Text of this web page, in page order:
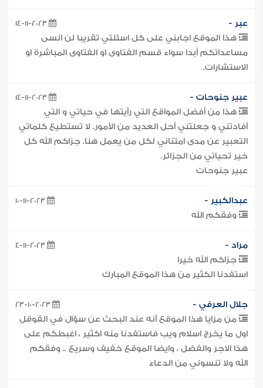
عبر -
هذا الموقع اجابني على كل اسئلتي تقريبا لن انسى
مساعداتكم أبدا سواء قسم الفتاوى او الفتاوى المباشرة او
الاستشارات.
عبير جنوحات -
هذا من أفضل المواقع التي رأيتها في حياتي و التي
أفادتني و جعلتني أحل العديد من الأمور. لا تستطيع كلماتي
التعبير عن مدى امتناني لكل من يعمل هنا. جزاكم الله كل
خير تحياتي من الجزائر.
عبير جنوحات
عبدالكبير -
وفقكم الله
مراد -
جزاكم الله خيرا
استفدنا الكثير من هذا الموقع المبارك
جلال العرفي -
من مزايا هذا الموقع أنه عند البحث عن سؤال في القوقل
اول ما يخرج اسلام ويب فاستفدنا منه اكثير ، اغبطكم على
هذا الاجر والفضل ، وايضا الموقع خفيف وسريع .. وفقكم
الله ولا تنسوني من الدعاء